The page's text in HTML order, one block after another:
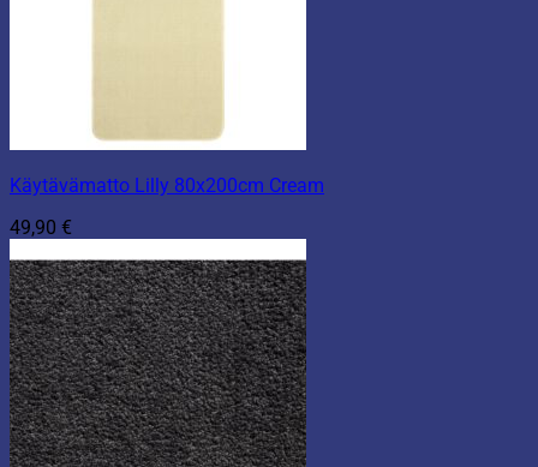
Käytävämatto Lilly 80x200cm Cream
49,90 €